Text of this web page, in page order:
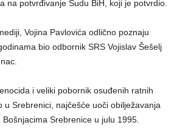
na potvrđivanje Sudu BiH, koji je potvrdio.
Vojina Pavlovića odlično poznaju
bio odbornik SRS Vojislav Šešelj
i veliki pobornik osuđenih ratnih
u Srebrenici, najčešće uoči obilježavanja
Srebrenice u julu 1995.